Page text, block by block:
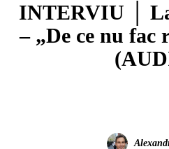
INTERVIU │
– „De ce nu fac